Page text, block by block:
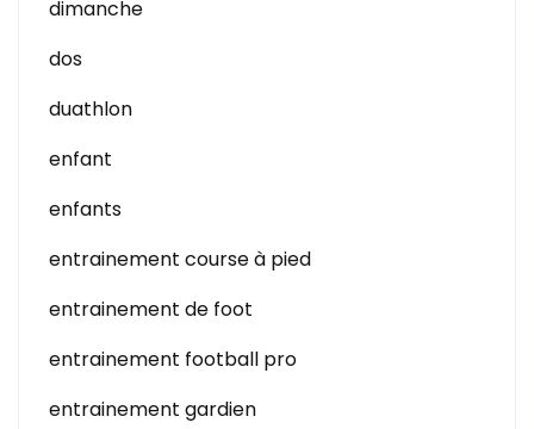
dimanche
dos
duathlon
enfant
enfants
entrainement course à pied
entrainement de foot
entrainement football pro
entrainement gardien